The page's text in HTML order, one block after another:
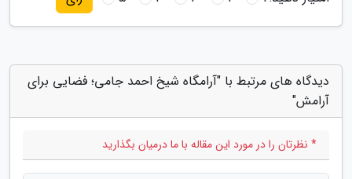
دیدگاه های مرتبط با "آرامگاه شیخ احمد جامی؛ فضایی برای
آرامش"
* نظرتان را در مورد این مقاله با ما درمیان بگذارید